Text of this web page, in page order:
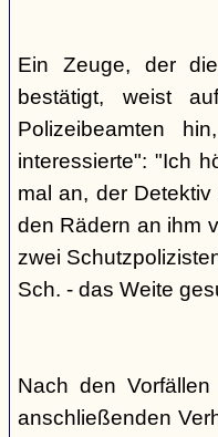
Ein Zeuge, der
bestätigt, weist
Polizeibeamten
interessierte": "Ich
mal an, der
den Rädern an ihm
zwei
Sch. - das Weite
Nach den
anschließenden